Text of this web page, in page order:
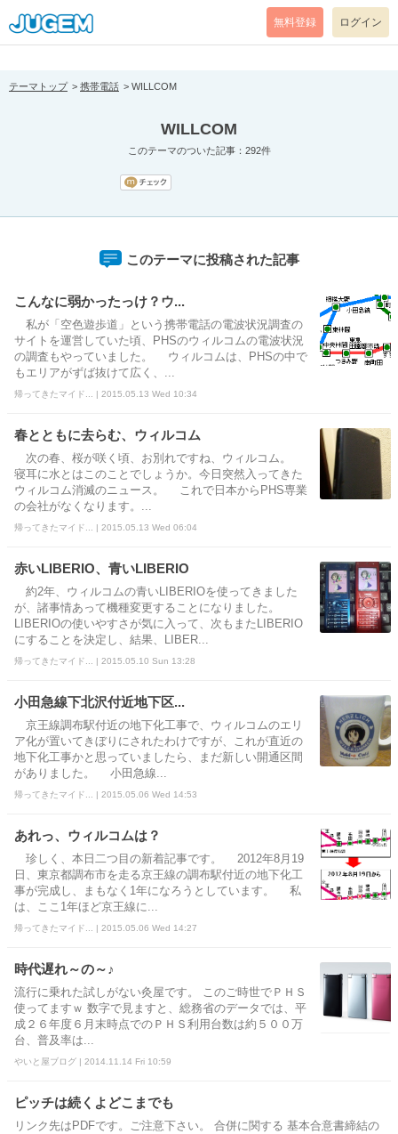
[pear_error: message="Success" code=0 mode=return level=notice
prefix="" info=""]
無料登録 ログイン
テーマトップ 携帯電話 WILLCOM
WILLCOM
このテーマのついた記事：292件
このテーマに投稿された記事
こんなに弱かったっけ？ウ...
私が「空色遊歩道」という携帯電話の電波状況調査の
サイトを運営していた頃、PHSのウィルコムの電波状況
の調査もやっていました。 ウィルコムは、PHSの中で
もエリアがずば抜けて広く、...
帰ってきたマイド... | 2015.05.13 Wed 10:34
春とともに去らむ、ウィルコム
次の春、桜が咲く頃、お別れですね、ウィルコム。
寝耳に水とはこのことでしょうか。今日突然入ってきた
ウィルコム消滅のニュース。 これで日本からPHS専業
の会社がなくなります。...
帰ってきたマイド... | 2015.05.13 Wed 06:04
赤いLIBERIO、青いLIBERIO
約2年、ウィルコムの青いLIBERIOを使ってきました
が、諸事情あって機種変更することになりました。
LIBERIOの使いやすさが気に入って、次もまたLIBERIO
にすることを決定し、結果、LIBER...
帰ってきたマイド... | 2015.05.10 Sun 13:28
小田急線下北沢付近地下区...
京王線調布駅付近の地下化工事で、ウィルコムのエリ
ア化が置いてきぼりにされたわけですが、これが直近の
地下化工事かと思っていましたら、まだ新しい開通区間
がありました。 小田急線...
帰ってきたマイド... | 2015.05.06 Wed 14:53
あれっ、ウィルコムは？
珍しく、本日二つ目の新着記事です。 2012年8月19
日、東京都調布市を走る京王線の調布駅付近の地下化工
事が完成し、まもなく1年になろうとしています。 私
は、ここ1年ほど京王線に...
帰ってきたマイド... | 2015.05.06 Wed 14:27
時代遅れ～の～♪
流行に乗れた試しがない灸屋です。 このご時世でＰＨＳ
使ってますｗ 数字で見ますと、総務省のデータでは、平
成２６年度６月末時点でのＰＨＳ利用台数は約５００万
台、普及率は...
やいと屋ブログ | 2014.11.14 Fri 10:59
ピッチは続くよどこまでも
リンク先はPDFです。ご注意下さい。 合併に関する 基本合意書締結の